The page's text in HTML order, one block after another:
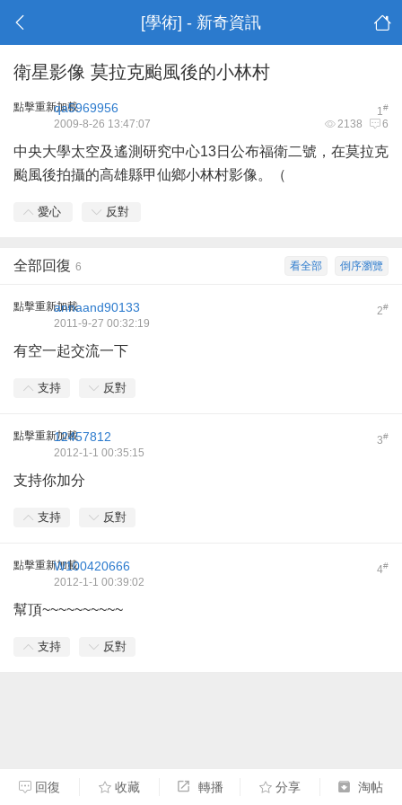
[學術] - 新奇資訊
衛星影像 莫拉克颱風後的小林村
點擊重新加載 1#
qa5969956
2138 6
2009-8-26 13:47:07
中央大學太空及遙測研究中心13日公布福衛二號，在莫拉克
颱風後拍攝的高雄縣甲仙鄉小林村影像。（
愛心 反對
倒序瀏覽
看全部
全部回復 6
點擊重新加載 2#
annaand90133
2011-9-27 00:32:19
有空一起交流一下
支持 反對
點擊重新加載 3#
12457812
2012-1-1 00:35:15
支持你加分
支持 反對
點擊重新加載 4#
W100420666
2012-1-1 00:39:02
幫頂~~~~~~~~~~
支持 反對
回復 收藏 轉播 分享 淘帖